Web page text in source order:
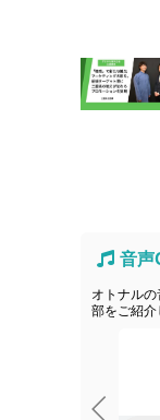
音声
オトナル
部をご紹介